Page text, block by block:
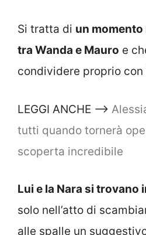
Si tratta di un
tra Wanda e Mauro e
condividere proprio con
LEGGI ANCHE –>
tutti quando tornerà
scoperta incredibile
Lui e la Nara si trovano
solo nell’atto di
alle spalle un